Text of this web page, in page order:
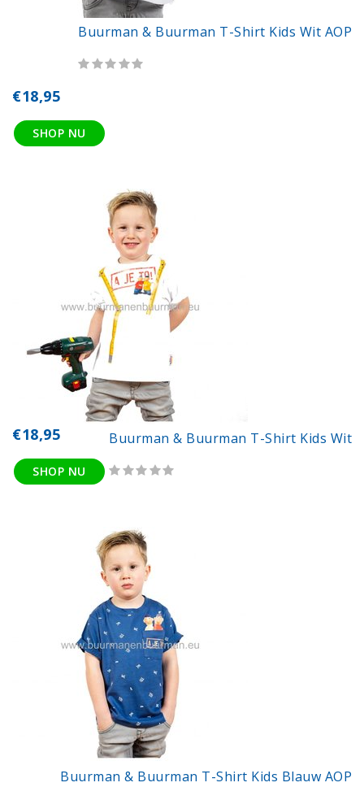
Buurman & Buurman T-Shirt Kids Wit AOP
€18,95
SHOP NU
Buurman & Buurman T-Shirt Kids Wit
€18,95
SHOP NU
Buurman & Buurman T-Shirt Kids Blauw AOP